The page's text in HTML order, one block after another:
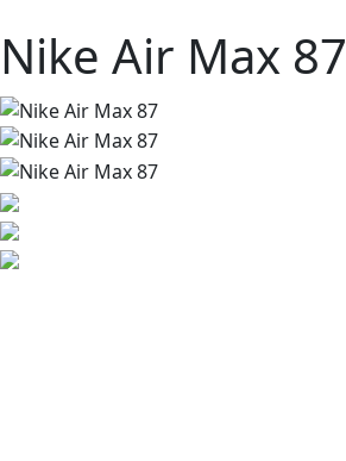
Nike Air Max 87